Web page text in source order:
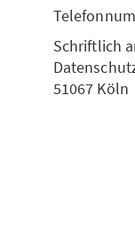
Schriftlich
51067 Köln